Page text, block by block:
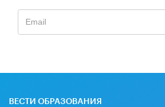
ВЕСТИ ОБРАЗОВАНИЯ